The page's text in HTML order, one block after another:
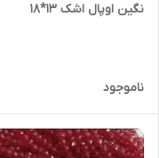
نگین اوپال اشک ۱۳*۱۸
ناموجود